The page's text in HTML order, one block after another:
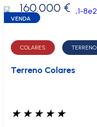
0 €
160.000 €
VENDA
COLARES TERRENO
Terreno Colares
★ ★ ★ ★ ★